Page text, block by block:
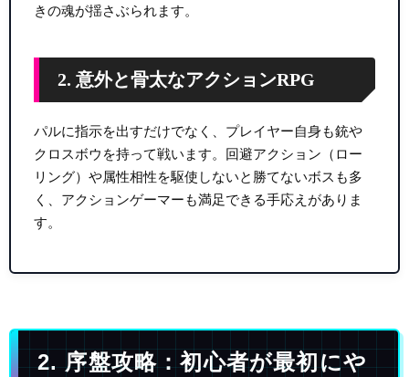
きの魂が揺さぶられます。
2. 意外と骨太なアクションRPG
パルに指示を出すだけでなく、プレイヤー自身も銃や
クロスボウを持って戦います。回避アクション（ロー
リング）や属性相性を駆使しないと勝てないボスも多
く、アクションゲーマーも満足できる手応えがありま
す。
2. 序盤攻略：初心者が最初にや